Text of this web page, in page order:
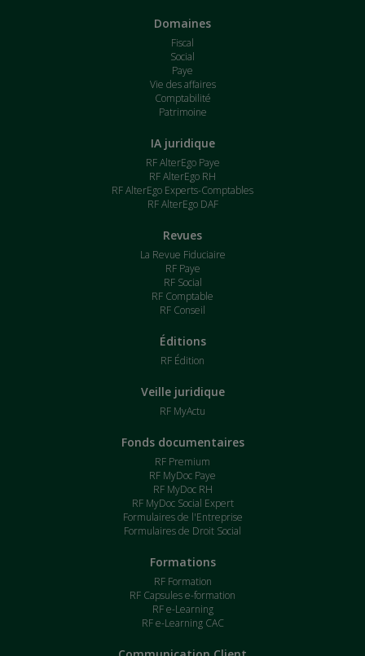
Domaines
Fiscal
Social
Paye
Vie des affaires
Comptabilité
Patrimoine
IA juridique
RF AlterEgo Paye
RF AlterEgo RH
RF AlterEgo Experts-Comptables
RF AlterEgo DAF
Revues
La Revue Fiduciaire
RF Paye
RF Social
RF Comptable
RF Conseil
Éditions
RF Édition
Veille juridique
RF MyActu
Fonds documentaires
RF Premium
RF MyDoc Paye
RF MyDoc RH
RF MyDoc Social Expert
Formulaires de l'Entreprise
Formulaires de Droit Social
Formations
RF Formation
RF Capsules e-formation
RF e-Learning
RF e-Learning CAC